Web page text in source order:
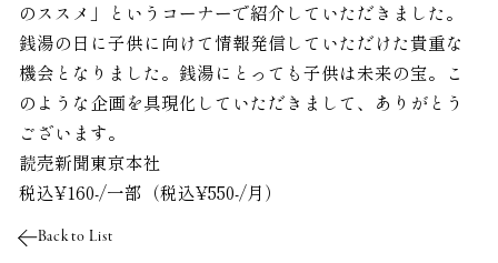
のススメ」というコーナーで紹介していただきました。
銭湯の日に子供に向けて情報発信していただけた貴重な
機会となりました。銭湯にとっても子供は未来の宝。こ
のような企画を具現化していただきまして、ありがとう
ございます。
読売新聞東京本社
税込¥160-/一部（税込¥550-/月）
Back to List